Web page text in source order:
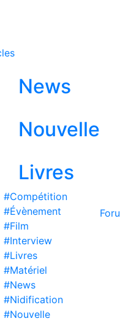
News
Nouvelle
Livres
#Compétition
#Évènement
#Film
#Interview
#Livres
#Matériel
#News
#Nidification
#Nouvelle